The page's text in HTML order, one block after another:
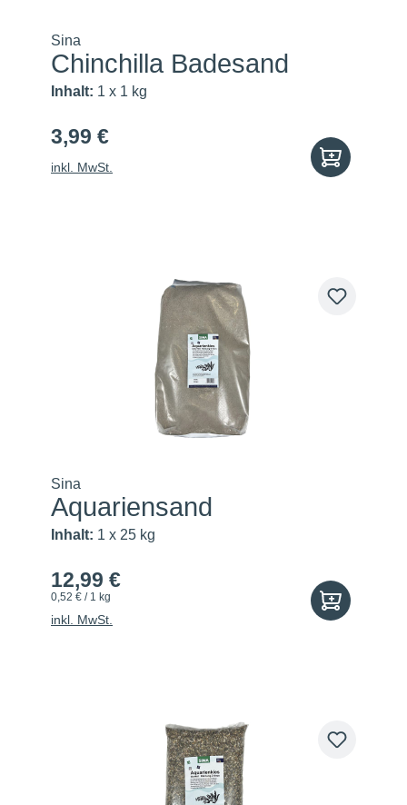
Sina
Chinchilla Badesand
Inhalt: 1 x 1 kg
3,99 €
inkl. MwSt.
Sina
Aquariensand
Inhalt: 1 x 25 kg
12,99 €
0,52 € / 1 kg
inkl. MwSt.